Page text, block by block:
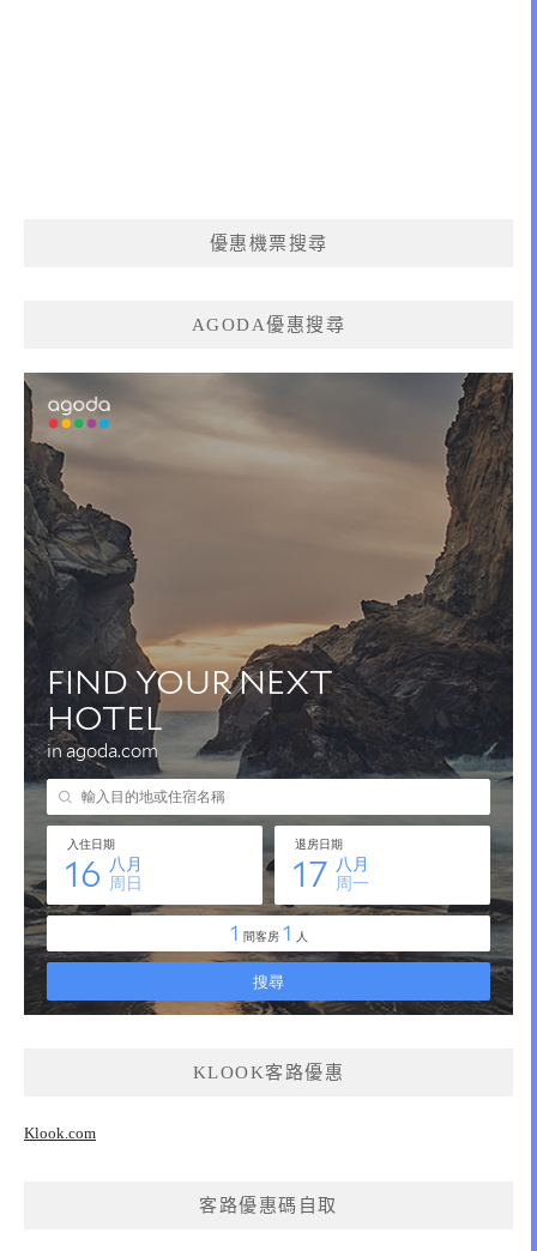
優惠機票搜尋
AGODA優惠搜尋
KLOOK客路優惠
Klook.com
客路優惠碼自取